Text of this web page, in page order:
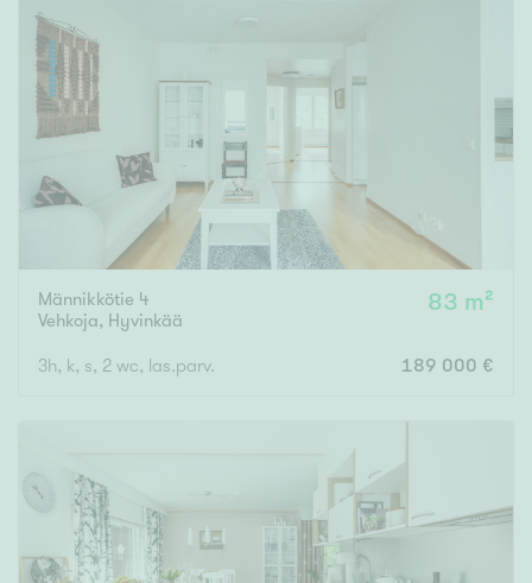
Männikkötie 4
Vehkoja, Hyvinkää
83 m²
3h, k, s, 2 wc, las.parv. 189 000 €